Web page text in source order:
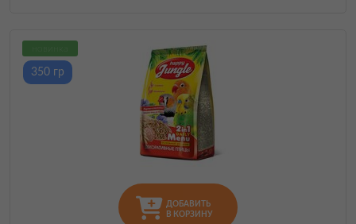
ДОБАВИТЬ
В КОРЗИНУ
350 гр